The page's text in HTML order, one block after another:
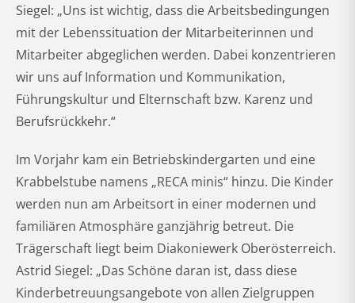
Siegel: „Uns ist wichtig, dass die Arbeitsbedingungen
mit der Lebenssituation der Mitarbeiterinnen und
Mitarbeiter abgeglichen werden. Dabei konzentrieren
wir uns auf Information und Kommunikation,
Führungskultur und Elternschaft bzw. Karenz und
Berufsrückkehr.“
Im Vorjahr kam ein Betriebskindergarten und eine
Krabbelstube namens „RECA minis“ hinzu. Die Kinder
werden nun am Arbeitsort in einer modernen und
familiären Atmosphäre ganzjährig betreut. Die
Trägerschaft liegt beim Diakoniewerk Oberösterreich.
Astrid Siegel: „Das Schöne daran ist, dass diese
Kinderbetreuungsangebote von allen Zielgruppen